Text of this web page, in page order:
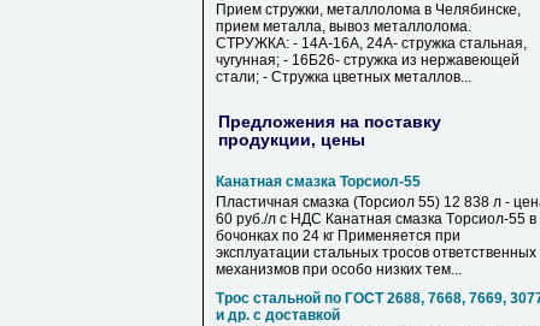
Прием стружки, металлолома в Челябинске,
прием металла, вывоз металлолома.
СТРУЖКА: - 14А-16А, 24А- стружка стальная,
чугунная; - 16Б26- стружка из нержавеющей
стали; - Стружка цветных металлов...
Предложения на поставку
продукции, цены
Канатная смазка Торсиол-55
Пластичная смазка (Торсиол 55) 12 838 л -
60 руб./л с НДС Кaнатнaя cмaзкa Тopcиoл-55 в
бoчoнках по 24 кг Применяется при
эксплуатации стальных тросов ответственных
механизмов при особо низких тем...
Трос стальной по ГОСТ 2688, 7668, 7669,
и др. с доставкой